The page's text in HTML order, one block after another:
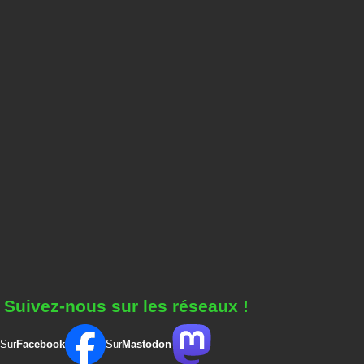
Suivez-nous sur les réseaux !
SurFacebook SurMastodon